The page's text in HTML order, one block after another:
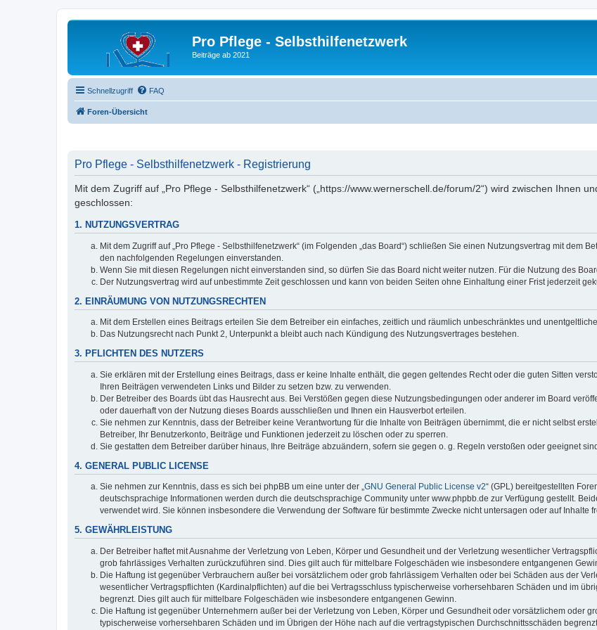
Pro Pflege - Selbsthilfenetzwerk
Beiträge ab 2021
Schnellzugriff FAQ
Foren-Übersicht
Pro Pflege - Selbsthilfenetzwerk - Registrierung
Mit dem Zugriff auf „Pro Pflege - Selbsthilfenetzwerk“ („https://www.wernerschell.de/forum/2“) wird zwischen Ihnen
geschlossen:
1. NUTZUNGSVERTRAG
Mit dem Zugriff auf „Pro Pflege - Selbsthilfenetzwerk“ (im Folgenden „das Board“) schließen Sie einen Nutzungsvertrag mit dem
den nachfolgenden Regelungen einverstanden.
Wenn Sie mit diesen Regelungen nicht einverstanden sind, so dürfen Sie das Board nicht weiter nutzen. Für die Nutzung des
Der Nutzungsvertrag wird auf unbestimmte Zeit geschlossen und kann von beiden Seiten ohne Einhaltung einer Frist jederzeit
2. EINRÄUMUNG VON NUTZUNGSRECHTEN
Mit dem Erstellen eines Beitrags erteilen Sie dem Betreiber ein einfaches, zeitlich und räumlich unbeschränktes und
Das Nutzungsrecht nach Punkt 2, Unterpunkt a bleibt auch nach Kündigung des Nutzungsvertrages bestehen.
3. PFLICHTEN DES NUTZERS
Sie erklären mit der Erstellung eines Beitrags, dass er keine Inhalte enthält, die gegen geltendes Recht oder die guten Sitten
Ihren Beiträgen verwendeten Links und Bilder zu setzen bzw. zu verwenden.
Der Betreiber des Boards übt das Hausrecht aus. Bei Verstößen gegen diese Nutzungsbedingungen oder anderer im Board
oder dauerhaft von der Nutzung dieses Boards ausschließen und Ihnen ein Hausverbot erteilen.
Sie nehmen zur Kenntnis, dass der Betreiber keine Verantwortung für die Inhalte von Beiträgen übernimmt, die er nicht selbst
Betreiber, Ihr Benutzerkonto, Beiträge und Funktionen jederzeit zu löschen oder zu sperren.
Sie gestatten dem Betreiber darüber hinaus, Ihre Beiträge abzuändern, sofern sie gegen o. g. Regeln verstoßen oder geeignet
4. GENERAL PUBLIC LICENSE
Sie nehmen zur Kenntnis, dass es sich bei phpBB um eine unter der „GNU General Public License v2“ (GPL) bereitgestellten
deutschsprachige Informationen werden durch die deutschsprachige Community unter www.phpbb.de zur Verfügung gestellt.
verwendet wird. Sie können insbesondere die Verwendung der Software für bestimmte Zwecke nicht untersagen oder auf Inhalte
5. GEWÄHRLEISTUNG
Der Betreiber haftet mit Ausnahme der Verletzung von Leben, Körper und Gesundheit und der Verletzung wesentlicher
grob fahrlässiges Verhalten zurückzuführen sind. Dies gilt auch für mittelbare Folgeschäden wie insbesondere entgangenen
Die Haftung ist gegenüber Verbrauchern außer bei vorsätzlichem oder grob fahrlässigem Verhalten oder bei Schäden aus der
wesentlicher Vertragspflichten (Kardinalpflichten) auf die bei Vertragsschluss typischerweise vorhersehbaren Schäden und im
begrenzt. Dies gilt auch für mittelbare Folgeschäden wie insbesondere entgangenen Gewinn.
Die Haftung ist gegenüber Unternehmern außer bei der Verletzung von Leben, Körper und Gesundheit oder vorsätzlichem oder
typischerweise vorhersehbaren Schäden und im Übrigen der Höhe nach auf die vertragstypischen Durchschnittsschäden